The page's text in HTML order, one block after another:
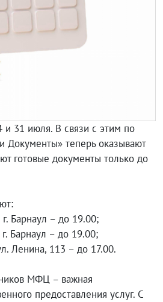
31 июля. В связи с этим по
Документы» теперь оказывают
готовые документы только до
Барнаул – до 19.00;
Барнаул – до 19.00;
Ленина, 113 – до 17.00.
МФЦ – важная
предоставления услуг. С